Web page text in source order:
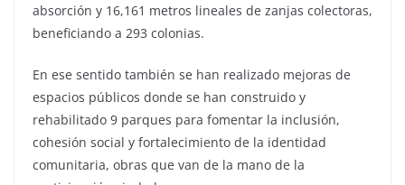
absorción y 16,161 metros lineales de zanjas colectoras,
beneficiando a 293 colonias.
En ese sentido también se han realizado mejoras de
espacios públicos donde se han construido y
rehabilitado 9 parques para fomentar la inclusión,
cohesión social y fortalecimiento de la identidad
comunitaria, obras que van de la mano de la